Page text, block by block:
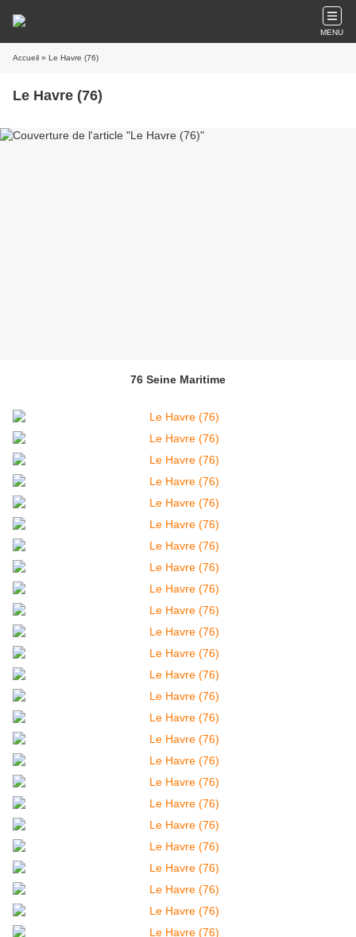
MENU
Accueil » Le Havre (76)
Le Havre (76)
76 Seine Maritime